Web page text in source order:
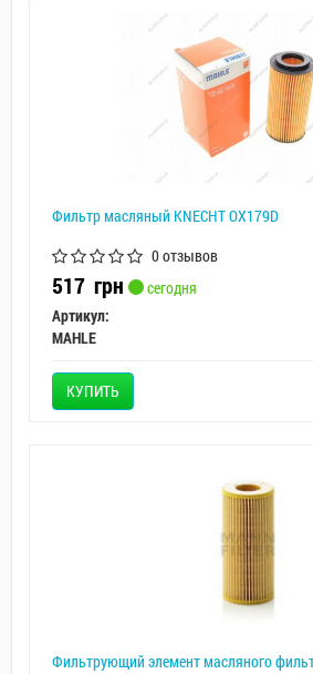
Фильтр масляный KNECHT OX179D
0 отзывов
517 грн
сегодня
Артикул:
MAHLE
КУПИТЬ
Фильтрующий элемент масляного